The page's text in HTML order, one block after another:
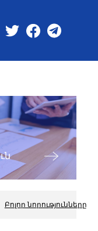
Բոլոր նորությունները